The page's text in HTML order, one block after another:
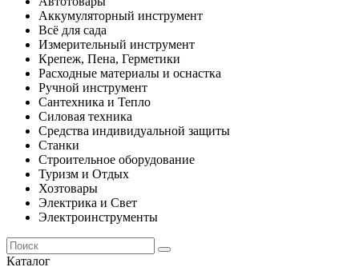
Аккумуляторный инструмент
Всё для сада
Измерительный инструмент
Крепеж, Пена, Герметики
Расходные материалы и оснастка
Ручной инструмент
Сантехника и Тепло
Силовая техника
Средства индивидуальной защиты
Станки
Строительное оборудование
Туризм и Отдых
Хозтовары
Электрика и Свет
Электроинструменты
Каталог